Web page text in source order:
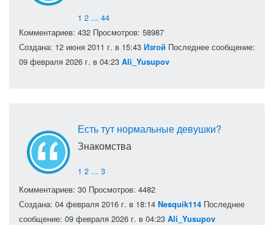
1 2 ... 44
Комментариев: 432 Просмотров: 58987
Создана: 12 июня 2011 г. в 15:43 Изгой Последнее сообщение:
09 февраля 2026 г. в 04:23 Ali_Yusupov
Есть тут нормальные девушки?
Знакомства
1 2 ... 3
Комментариев: 30 Просмотров: 4482
Создана: 04 февраля 2016 г. в 18:14 Nesquik114 Последнее
сообщение: 09 февраля 2026 г. в 04:23 Ali_Yusupov